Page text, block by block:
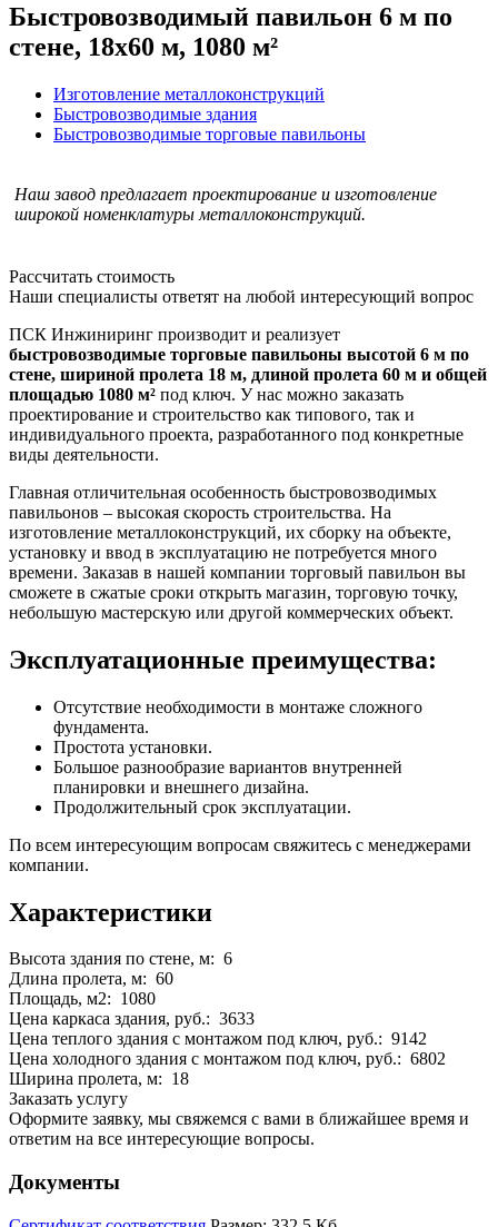
Быстровозводимый павильон 6 м по
стене, 18х60 м, 1080 м²
Изготовление металлоконструкций
Быстровозводимые здания
Быстровозводимые торговые павильоны
Наш завод предлагает проектирование и изготовление
широкой номенклатуры металлоконструкций.
Рассчитать стоимость
Наши специалисты ответят на любой интересующий вопрос
ПСК Инжиниринг производит и реализует
быстровозводимые торговые павильоны высотой 6 м по
стене, шириной пролета 18 м, длиной пролета 60 м и общей
площадью 1080 м² под ключ. У нас можно заказать
проектирование и строительство как типового, так и
индивидуального проекта, разработанного под конкретные
виды деятельности.
Главная отличительная особенность быстровозводимых
павильонов – высокая скорость строительства. На
изготовление металлоконструкций, их сборку на объекте,
установку и ввод в эксплуатацию не потребуется много
времени. Заказав в нашей компании торговый павильон вы
сможете в сжатые сроки открыть магазин, торговую точку,
небольшую мастерскую или другой коммерческих объект.
Эксплуатационные преимущества:
Отсутствие необходимости в монтаже сложного
фундамента.
Простота установки.
Большое разнообразие вариантов внутренней
планировки и внешнего дизайна.
Продолжительный срок эксплуатации.
По всем интересующим вопросам свяжитесь с менеджерами
компании.
Характеристики
Высота здания по стене, м: 6
Длина пролета, м: 60
Площадь, м2: 1080
Цена каркаса здания, руб.: 3633
Цена теплого здания с монтажом под ключ, руб.: 9142
Цена холодного здания с монтажом под ключ, руб.: 6802
Ширина пролета, м: 18
Заказать услугу
Оформите заявку, мы свяжемся с вами в ближайшее время и
ответим на все интересующие вопросы.
Документы